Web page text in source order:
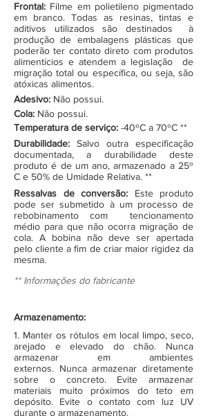
Frontal: Filme em polietileno pigmentado
em branco. Todas as resinas, tintas e
aditivos utilizados são destinados à
produção de embalagens plásticas que
poderão ter contato direto com produtos
alimentícios e atendem a legislação de
migração total ou específica, ou seja, são
atóxicas alimentos.
Adesivo: Não possui.
Cola: Não possui.
Temperatura de serviço: -40ºC a 70ºC **
Durabilidade: Salvo outra especificação
documentada, a durabilidade deste
produto é de um ano, armazenado a 25º
C e 50% de Umidade Relativa. **
Ressalvas de conversão: Este produto
pode ser submetido à um processo de
rebobinamento com tencionamento
médio para que não ocorra migração de
cola. A bobina não deve ser apertada
pelo cliente a fim de criar maior rigidez da
mesma.
** Informações do fabricante
Armazenamento:
1. Manter os rótulos em local limpo, seco,
arejado e elevado do chão. Nunca
armazenar em ambientes
externos. Nunca armazenar diretamente
sobre o concreto. Evite armazenar
materiais muito próximos do teto em
depósito. Evite o contato com luz UV
durante o armazenamento.